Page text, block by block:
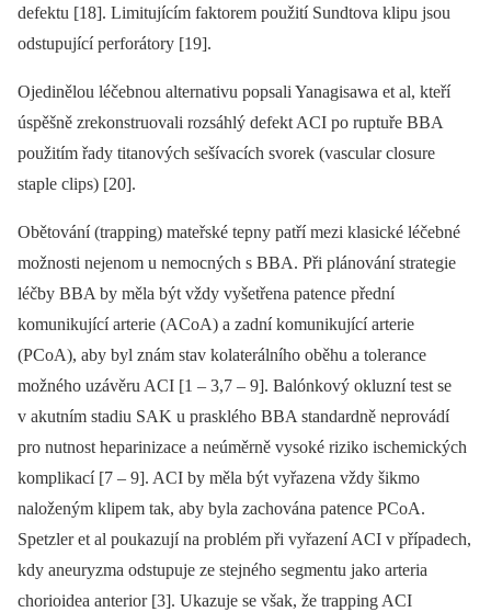
defektu [18]. Limitujícím faktorem použití Sundtova klipu jsou
odstupující perforátory [19].
Ojedinělou léčebnou alternativu popsali Yanagisawa et al, kteří
úspěšně zrekonstruovali rozsáhlý defekt ACI po ruptuře BBA
použitím řady titanových sešívacích svorek (vascular closure
staple clips) [20].
Obětování (trapping) mateřské tepny patří mezi klasické léčebné
možnosti nejenom u nemocných s BBA. Při plánování strategie
léčby BBA by měla být vždy vyšetřena patence přední
komunikující arterie (ACoA) a zadní komunikující arterie
(PCoA), aby byl znám stav kolaterálního oběhu a tolerance
možného uzávěru ACI [1 –⁠ 3,7 –⁠ 9]. Balónkový okluzní test se
v akutním stadiu SAK u prasklého BBA standardně neprovádí
pro nutnost heparinizace a neúměrně vysoké riziko ischemických
komplikací [7 –⁠ 9]. ACI by měla být vyřazena vždy šikmo
naloženým klipem tak, aby byla zachována patence PCoA.
Spetzler et al poukazují na problém při vyřazení ACI v případech,
kdy aneuryzma odstupuje ze stejného segmentu jako arteria
chorioidea anterior [3]. Ukazuje se však, že trapping ACI